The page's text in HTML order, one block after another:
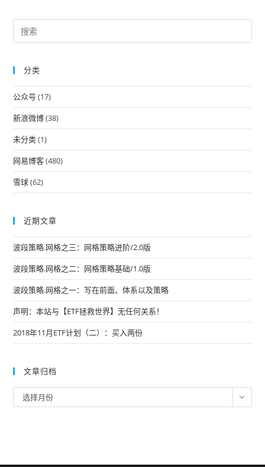
分类
公众号 (17)
新浪微博(38)
未分类(1)
网易博客(480)
雪球(62)
近期文章
波段策略.网格之三：网格策略进阶/2.0版
波段策略.网格之二：网格策略基础/1.0版
波段策略.网格之一：写在前面、体系以及策略
声明：本站与【ETF拯救世界】无任何关系！
2018年11月ETF计划（二）：买入两份
文章归档
章
选择月份